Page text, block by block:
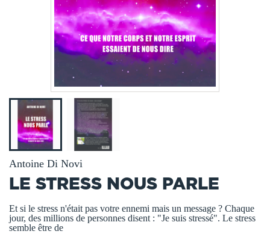
Antoine Di Novi
LE STRESS NOUS PARLE
Et si le stress n'était pas votre ennemi mais un message ? Chaque
jour, des millions de personnes disent : "Je suis stressé". Le stress
semble être de